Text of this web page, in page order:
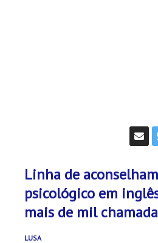
Linha de
psicológico em
mais de mil
LUSA